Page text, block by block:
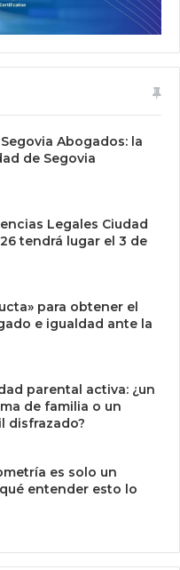
Abogados: la
de Segovia
Legales Ciudad
tendrá lugar el 3 de
para obtener el
e igualdad ante la
parental activa: ¿un
de familia o un
disfrazado?
es solo un
entender esto lo